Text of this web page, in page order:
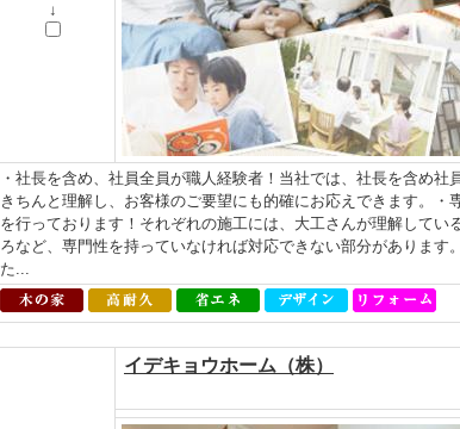
↓
・社長を含め、社員全員が職人経験者！当社では、社長を含め
きちんと理解し、お客様のご要望にも的確にお応えできます。
を行っております！それぞれの施工には、大工さんが理解してい
ろなど、専門性を持っていなければ対応できない部分があります
た...
イデキョウホーム（株）